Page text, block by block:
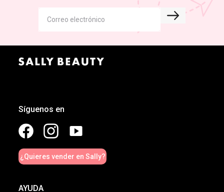
Síguenos en
¿Quieres vender en Sally?
AYUDA